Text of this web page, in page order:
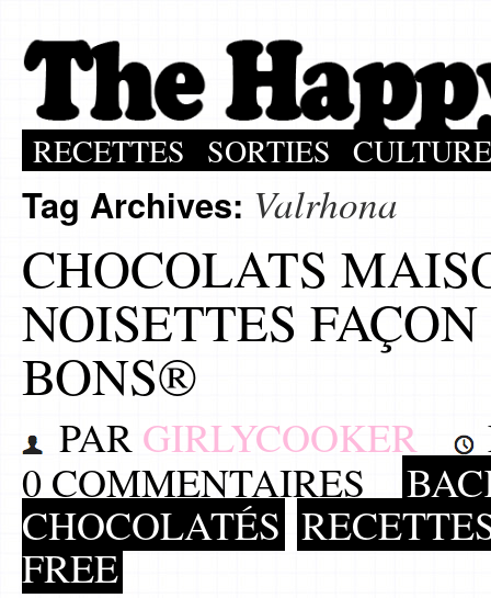
RECETTES SORTIES CULTURE
Tag Archives: Valrhona
CHOCOLATS
NOISETTES
BONS®
PAR GIRLYCOOKER
0 COMMENTAIRES
CHOCOLATÉS
FREE